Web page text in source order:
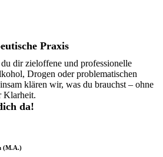
Praxis
dir zieloffene und professionelle
Drogen oder problematischen
klären wir, was du brauchst – ohne
Klarheit.
da!
(M.A.)